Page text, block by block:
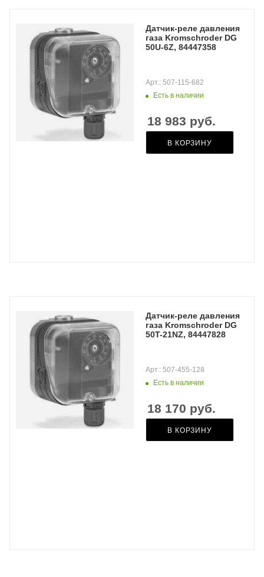
Датчик-реле давления
газа Kromschroder DG
50U-6Z, 84447358
Есть в наличии
Арт.: 507-115-682
18 983 руб.
В КОРЗИНУ
Датчик-реле давления
газа Kromschroder DG
50T-21NZ, 84447828
Есть в наличии
Арт.: 507-455-128
18 170 руб.
В КОРЗИНУ